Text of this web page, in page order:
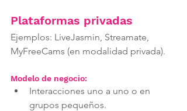
Plataformas privadas
Ejemplos: LiveJasmin, Streamate,
MyFreeCams (en modalidad privada).
Modelo de negocio:
Interacciones uno a uno o en
grupos pequeños.